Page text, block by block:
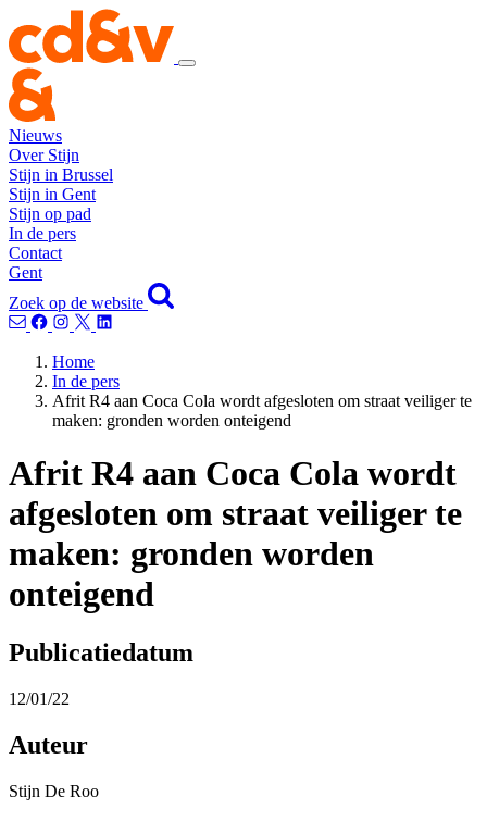
Nieuws
Over Stijn
Stijn in Brussel
Stijn in Gent
Stijn op pad
In de pers
Contact
Gent
Zoek op de website
Home
In de pers
Afrit R4 aan Coca Cola wordt afgesloten om straat veiliger te
maken: gronden worden onteigend
Afrit R4 aan Coca Cola wordt
afgesloten om straat veiliger te
maken: gronden worden
onteigend
Publicatiedatum
12/01/22
Auteur
Stijn De Roo